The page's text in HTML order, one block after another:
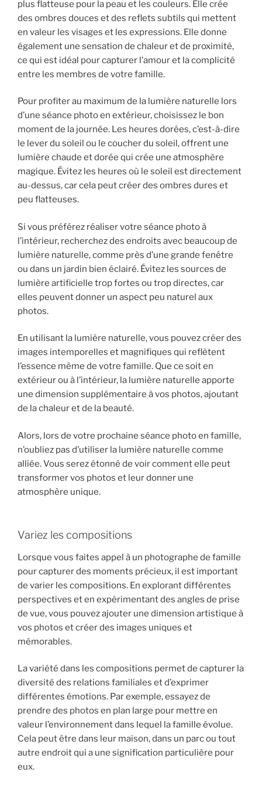
plus flatteuse pour la peau et les couleurs. Elle crée
des ombres douces et des reflets subtils qui mettent
en valeur les visages et les expressions. Elle donne
également une sensation de chaleur et de proximité,
ce qui est idéal pour capturer l’amour et la complicité
entre les membres de votre famille.
Pour profiter au maximum de la lumière naturelle lors
d’une séance photo en extérieur, choisissez le bon
moment de la journée. Les heures dorées, c’est-à-dire
le lever du soleil ou le coucher du soleil, offrent une
lumière chaude et dorée qui crée une atmosphère
magique. Évitez les heures où le soleil est directement
au-dessus, car cela peut créer des ombres dures et
peu flatteuses.
Si vous préférez réaliser votre séance photo à
l’intérieur, recherchez des endroits avec beaucoup de
lumière naturelle, comme près d’une grande fenêtre
ou dans un jardin bien éclairé. Évitez les sources de
lumière artificielle trop fortes ou trop directes, car
elles peuvent donner un aspect peu naturel aux
photos.
En utilisant la lumière naturelle, vous pouvez créer des
images intemporelles et magnifiques qui reflètent
l’essence même de votre famille. Que ce soit en
extérieur ou à l’intérieur, la lumière naturelle apporte
une dimension supplémentaire à vos photos, ajoutant
de la chaleur et de la beauté.
Alors, lors de votre prochaine séance photo en famille,
n’oubliez pas d’utiliser la lumière naturelle comme
alliée. Vous serez étonné de voir comment elle peut
transformer vos photos et leur donner une
atmosphère unique.
Variez les compositions
Lorsque vous faites appel à un photographe de famille
pour capturer des moments précieux, il est important
de varier les compositions. En explorant différentes
perspectives et en expérimentant des angles de prise
de vue, vous pouvez ajouter une dimension artistique à
vos photos et créer des images uniques et
mémorables.
La variété dans les compositions permet de capturer la
diversité des relations familiales et d’exprimer
différentes émotions. Par exemple, essayez de
prendre des photos en plan large pour mettre en
valeur l’environnement dans lequel la famille évolue.
Cela peut être dans leur maison, dans un parc ou tout
autre endroit qui a une signification particulière pour
eux.